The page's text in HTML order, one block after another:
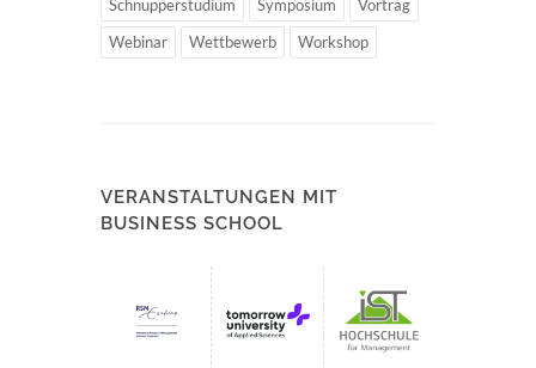
Schnupperstudium
Symposium
Vortrag
Webinar
Wettbewerb Workshop
VERANSTALTUNGEN MIT
BUSINESS SCHOOL